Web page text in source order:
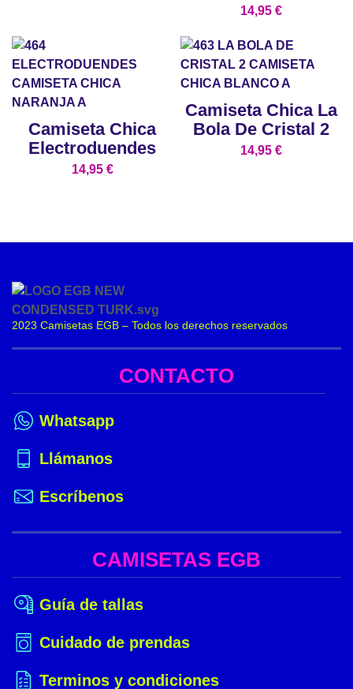
14,95 €
Camiseta Chica
Electroduendes
14,95 €
Camiseta Chica La
Bola De Cristal 2
14,95 €
2023 Camisetas EGB – Todos los derechos reservados
CONTACTO
Whatsapp
Llámanos
Escríbenos
CAMISETAS EGB
Guía de tallas
Cuidado de prendas
Terminos y condiciones